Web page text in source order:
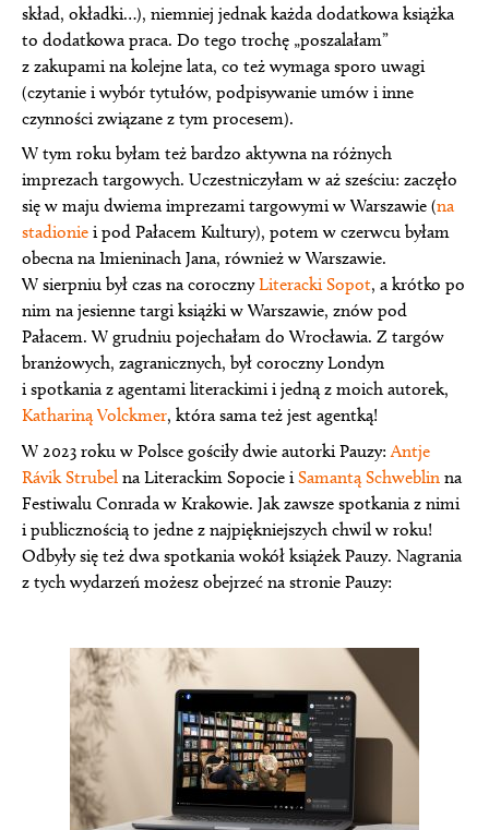
skład, okładki…), niemniej jednak każda dodatkowa książka
to dodatkowa praca. Do tego trochę „poszalałam”
z zakupami na kolejne lata, co też wymaga sporo uwagi
(czytanie i wybór tytułów, podpisywanie umów i inne
czynności związane z tym procesem).
W tym roku byłam też bardzo aktywna na różnych
imprezach targowych. Uczestniczyłam w aż sześciu: zaczęło
się w maju dwiema imprezami targowymi w Warszawie (na
stadionie i pod Pałacem Kultury), potem w czerwcu byłam
obecna na Imieninach Jana, również w Warszawie.
W sierpniu był czas na corocznyLiteracki Sopot, a krótko po
nim na jesienne targi książki w Warszawie, znów pod
Pałacem. W grudniu pojechałam do Wrocławia. Z targów
branżowych, zagranicznych, był coroczny Londyn
i spotkania z agentami literackimi i jedną z moich autorek,
Kathariną Volckmer, która sama też jest agentką!
W 2023 roku w Polsce gościły dwie autorki Pauzy: Antje
Rávik Strubel na Literackim Sopocie i Samantą Schweblin na
Festiwalu Conrada w Krakowie. Jak zawsze spotkania z nimi
i publicznością to jedne z najpiękniejszych chwil w roku!
Odbyły się też dwa spotkania wokół książek Pauzy. Nagrania
z tych wydarzeń możesz obejrzeć na stronie Pauzy: